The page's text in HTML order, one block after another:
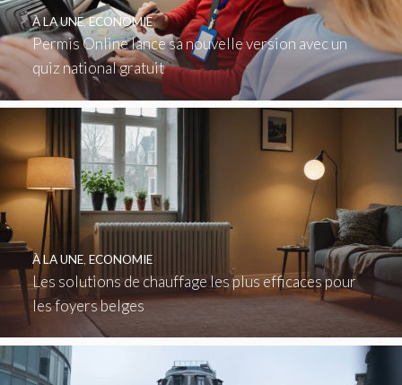
Permis Online lance sa nouvelle version avec un
quiz national gratuit
À LA UNE,ECONOMIE
Les solutions de chauffage les plus efficaces pour
les foyers belges
À LA UNE, ECONOMIE